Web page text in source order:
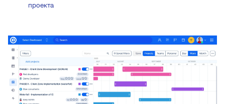
проекта